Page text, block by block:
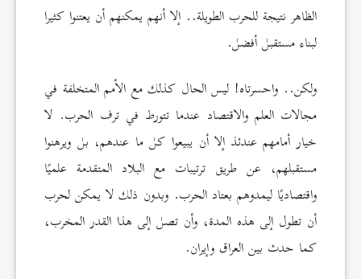
الظاهر نتيجة للحرب الطويلة.. إلا أنهم يمكنهم أن يعتنوا كثيرا
لبناء مستقبل أفضل.
ولكن.. واحسرتاه! ليس الحال كذلك مع الأمم المتخلفة في
مجالات العلم والاقتصاد عندما تتورط في ترف الحرب. لا
خيار أمامهم عندئذ إلا أن يبيعوا كل ما عندهم، بل ويرهنوا
مستقبلهم، عن طريق ترتيبات مع البلاد المتقدمة علميًا
واقتصاديًا ليمدوهم بعتاد الحرب. وبدون ذلك لا يمكن لحرب
أن تطول إلى هذه المدة، وأن تصل إلى هذا القدر المخرب،
كما حدث بين العراق وإيران.